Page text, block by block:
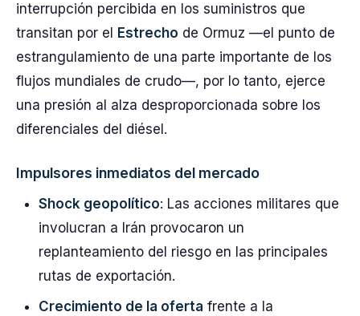
interrupción percibida en los suministros que
transitan por el
Estrecho de Ormuz —el punto de
estrangulamiento de una parte importante de los
flujos mundiales de crudo—, por lo tanto, ejerce
una presión al alza desproporcionada sobre los
diferenciales del diésel.
Impulsores inmediatos del mercado
Shock geopolítico: Las acciones militares que
involucran a Irán provocaron un
replanteamiento del riesgo en las principales
rutas de exportación.
Crecimiento de la oferta frente a la